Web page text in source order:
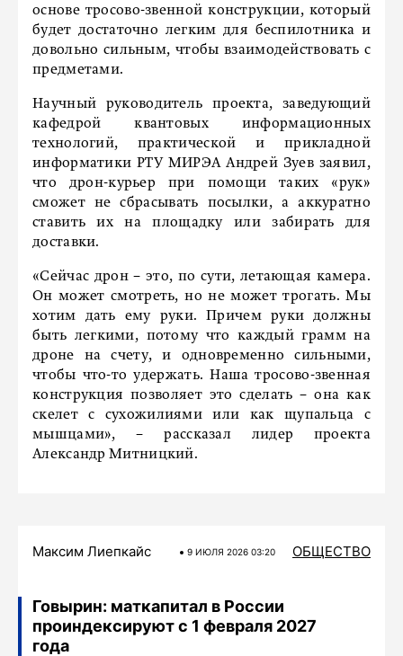
основе тросово-звенной конструкции, который
будет достаточно легким для беспилотника и
довольно сильным, чтобы взаимодействовать с
предметами.
Научный руководитель проекта, заведующий
кафедрой квантовых информационных
технологий, практической и прикладной
информатики РТУ МИРЭА Андрей Зуев заявил,
что дрон-курьер при помощи таких «рук»
сможет не сбрасывать посылки, а аккуратно
ставить их на площадку или забирать для
доставки.
«Сейчас дрон − это, по сути, летающая камера.
Он может смотреть, но не может трогать. Мы
хотим дать ему руки. Причем руки должны
быть легкими, потому что каждый грамм на
дроне на счету, и одновременно сильными,
чтобы что-то удержать. Наша тросово-звенная
конструкция позволяет это сделать − она как
скелет с сухожилиями или как щупальца с
мышцами», − рассказал лидер проекта
Александр Митницкий.
Максим Лиепкайс 9 ИЮЛЯ 2026 03:20 ОБЩЕСТВО
Говырин: маткапитал в России
проиндексируют с 1 февраля 2027
года